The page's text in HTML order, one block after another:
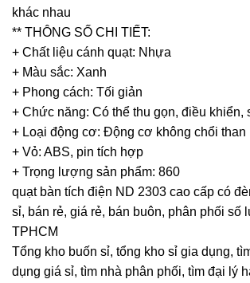
khác nhau
** THÔNG SỐ CHI TIẾT:
+ Chất liệu cánh quạt: Nhựa
+ Màu sắc: Xanh
+ Phong cách: Tối giản
+ Chức năng: Có thể thu gọn, điều khiển,
+ Loại động cơ: Động cơ không chổi than
+ Vỏ: ABS, pin tích hợp
+ Trọng lượng sản phẩm: 860
quạt bàn tích điện ND 2303 cao cấp có
sỉ, bán rẻ, giá rẻ, bán buôn, phân phối số
TPHCM
Tổng kho buốn sỉ, tổng kho sỉ gia dụng,
dụng giá sỉ, tìm nhà phân phối, tìm đại lý